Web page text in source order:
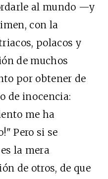
al mundo —y
con la
polacos y
de muchos
por obtener de
de inocencia:
me ha
Pero si se
la mera
de otros, de que